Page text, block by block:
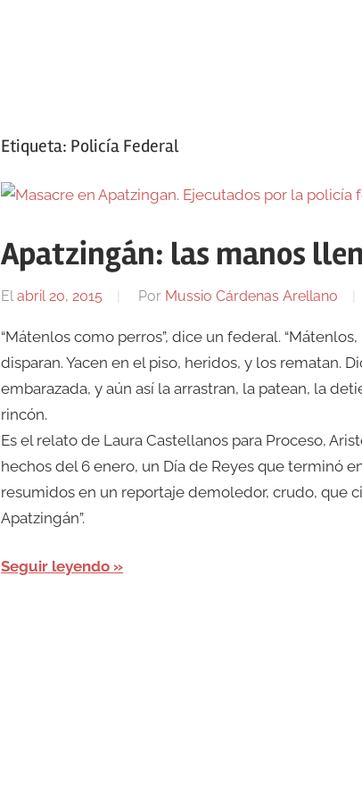
Etiqueta: Policía Federal
Apatzingán: las manos
El abril 20, 2015 Por Mussio Cárdenas Arellano
“Mátenlos como perros”, dice un federal.
disparan. Yacen en el piso, heridos, y los rematan.
embarazada, y aún así la arrastran, la patean, la
rincón.
Es el relato de Laura Castellanos para Proceso,
hechos del 6 enero, un Día de Reyes que terminó
resumidos en un reportaje demoledor, crudo, que
Apatzingán”.
Seguir leyendo